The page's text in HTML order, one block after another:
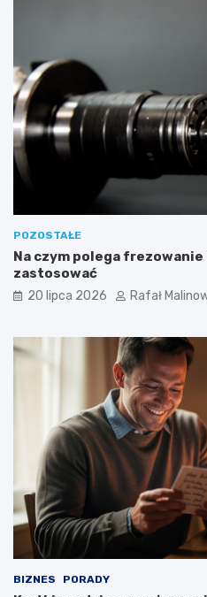
POZOSTAŁE
Na czym polega
zastosować
20 lipca 2026 Rafał
BIZNES PORADY